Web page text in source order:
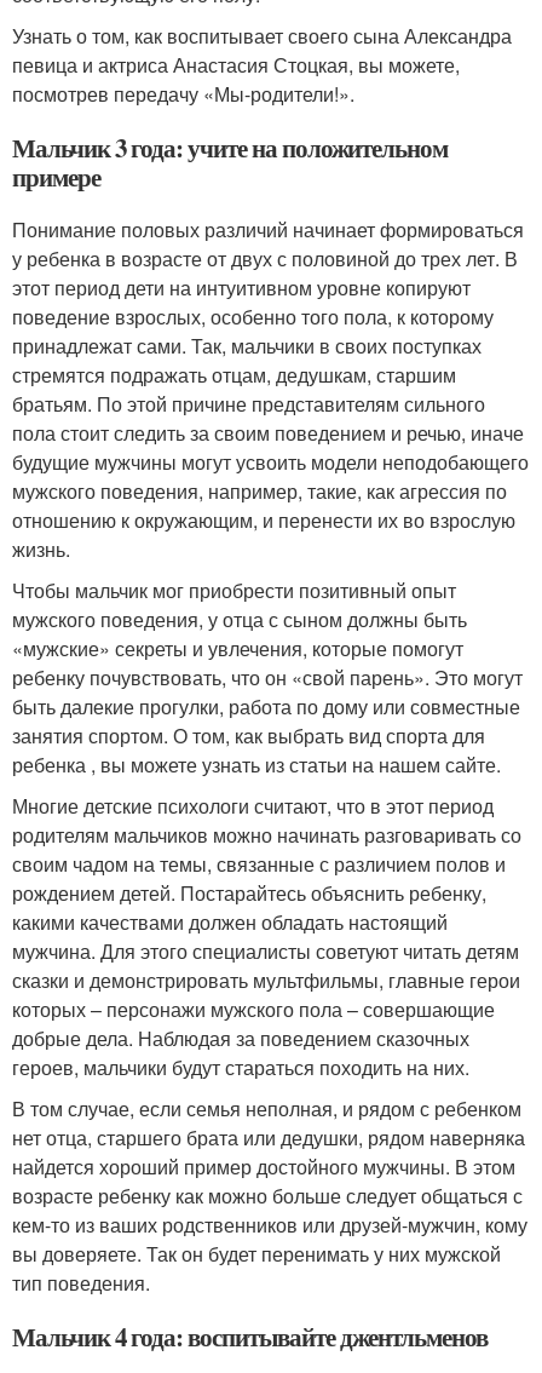
Узнать о том, как воспитывает своего сына Александра
певица и актриса Анастасия Стоцкая, вы можете,
посмотрев передачу «Мы-родители!».
Мальчик 3 года: учите на положительном
примере
Понимание половых различий начинает формироваться
у ребенка в возрасте от двух с половиной до трех лет. В
этот период дети на интуитивном уровне копируют
поведение взрослых, особенно того пола, к которому
принадлежат сами. Так, мальчики в своих поступках
стремятся подражать отцам, дедушкам, старшим
братьям. По этой причине представителям сильного
пола стоит следить за своим поведением и речью, иначе
будущие мужчины могут усвоить модели неподобающего
мужского поведения, например, такие, как агрессия по
отношению к окружающим, и перенести их во взрослую
жизнь.
Чтобы мальчик мог приобрести позитивный опыт
мужского поведения, у отца с сыном должны быть
«мужские» секреты и увлечения, которые помогут
ребенку почувствовать, что он «свой парень». Это могут
быть далекие прогулки, работа по дому или совместные
занятия спортом. О том, как выбрать вид спорта для
ребенка , вы можете узнать из статьи на нашем сайте.
Многие детские психологи считают, что в этот период
родителям мальчиков можно начинать разговаривать со
своим чадом на темы, связанные с различием полов и
рождением детей. Постарайтесь объяснить ребенку,
какими качествами должен обладать настоящий
мужчина. Для этого специалисты советуют читать детям
сказки и демонстрировать мультфильмы, главные герои
которых – персонажи мужского пола – совершающие
добрые дела. Наблюдая за поведением сказочных
героев, мальчики будут стараться походить на них.
В том случае, если семья неполная, и рядом с ребенком
нет отца, старшего брата или дедушки, рядом наверняка
найдется хороший пример достойного мужчины. В этом
возрасте ребенку как можно больше следует общаться с
кем-то из ваших родственников или друзей-мужчин, кому
вы доверяете. Так он будет перенимать у них мужской
тип поведения.
Мальчик 4 года: воспитывайте джентльменов